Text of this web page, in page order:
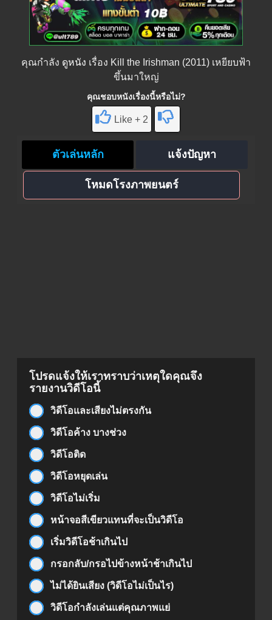
คุณกำลัง ดูหนัง เรื่อง Kill the Irishman (2011) เหยียบฟ้า
ขึ้นมาใหญ่
คุณชอบหนังเรื่องนี้หรือไม่?
Like + 2
ตัวเล่นหลัก แจ้งปัญหา
โหมดโรงภาพยนตร์
โปรดแจ้งให้เราทราบว่าเหตุใดคุณจึง
รายงานวิดีโอนี้
วิดีโอและเสียงไม่ตรงกัน
วิดีโอค้าง บางช่วง
วิดีโอติด
วิดีโอหยุดเล่น
วิดีโอไม่เริ่ม
หน้าจอสีเขียวแทนที่จะเป็นวิดีโอ
เริ่มวิดีโอช้าเกินไป
กรอกลับ/กรอไปข้างหน้าช้าเกินไป
ไม่ได้ยินเสียง (วิดีโอไม่เป็นไร)
วิดีโอกำลังเล่นแต่คุณภาพแย่